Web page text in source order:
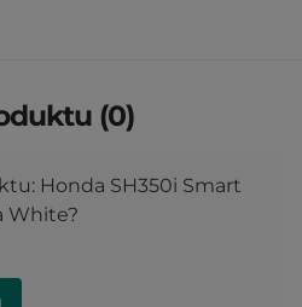
(0)
Honda SH350i Smart
White?